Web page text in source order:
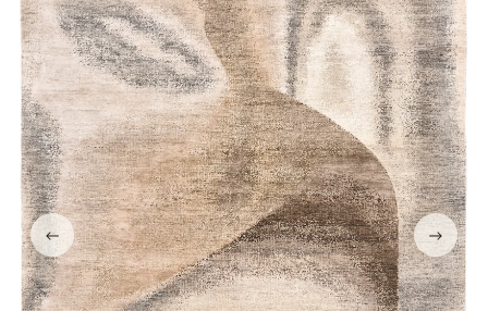
← →